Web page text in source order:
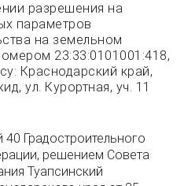
разрешения на
параметров
на земельном
23:33:0101001:418,
Краснодарский край,
ул. Курортная, уч. 11
40 Градостроительного
решением Совета
Туапсинский